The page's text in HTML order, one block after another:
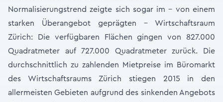
Normalisierungstrend zeigte sich sogar im – von einem
starken Überangebot geprägten – Wirtschaftsraum
Zürich: Die verfügbaren Flächen gingen von 827.000
Quadratmeter auf 727.000 Quadratmeter zurück. Die
durchschnittlich zu zahlenden Mietpreise im Büromarkt
des Wirtschaftsraums Zürich stiegen 2015 in den
allermeisten Gebieten aufgrund des sinkenden Angebots